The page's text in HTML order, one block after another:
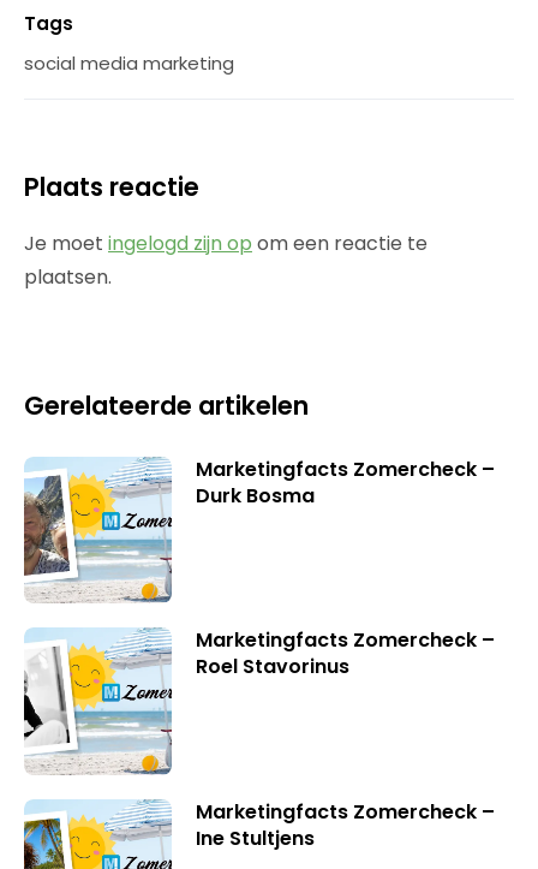
Tags
social media marketing
Plaats reactie
Je moet ingelogd zijn op om een reactie te
plaatsen.
Gerelateerde artikelen
Marketingfacts Zomercheck –
Durk Bosma
Marketingfacts Zomercheck –
Roel Stavorinus
Marketingfacts Zomercheck –
Ine Stultjens